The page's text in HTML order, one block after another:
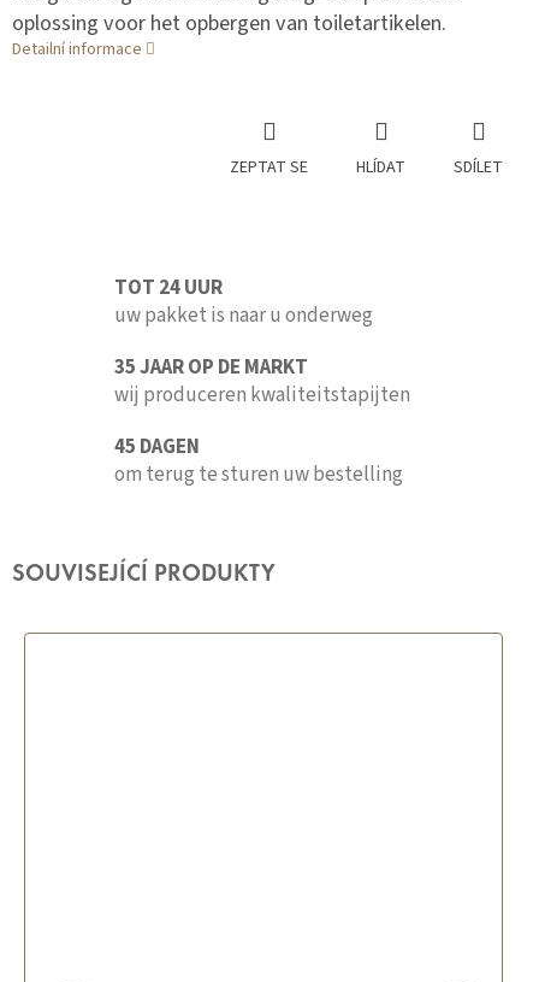
oplossing voor het opbergen van toiletartikelen.
Detailní informace
ZEPTAT SE HLÍDAT SDÍLET
TOT 24 UUR
uw pakket is naar u onderweg
35 JAAR OP DE MARKT
wij produceren kwaliteitstapijten
45 DAGEN
om terug te sturen uw bestelling
SOUVISEJÍCÍ PRODUKTY